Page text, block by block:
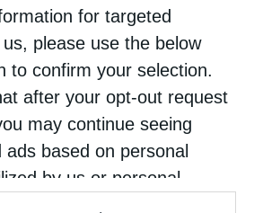
for targeted
please use the below
to confirm your selection.
after your opt-out request
may continue seeing
ads based on personal
by us or personal